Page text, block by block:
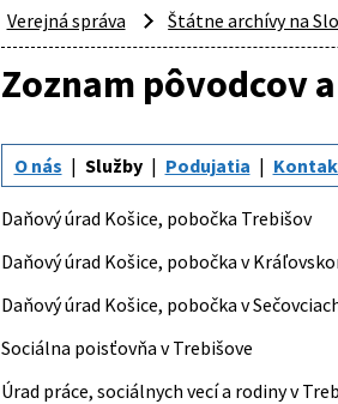
Verejná správa Štátne archívy na
Zoznam pôvodcov
O nás Služby Podujatia
Daňový úrad Košice, pobočka Trebišov
Daňový úrad Košice, pobočka v
Daňový úrad Košice, pobočka v
Sociálna poisťovňa v Trebišove
Úrad práce, sociálnych vecí a rodiny v